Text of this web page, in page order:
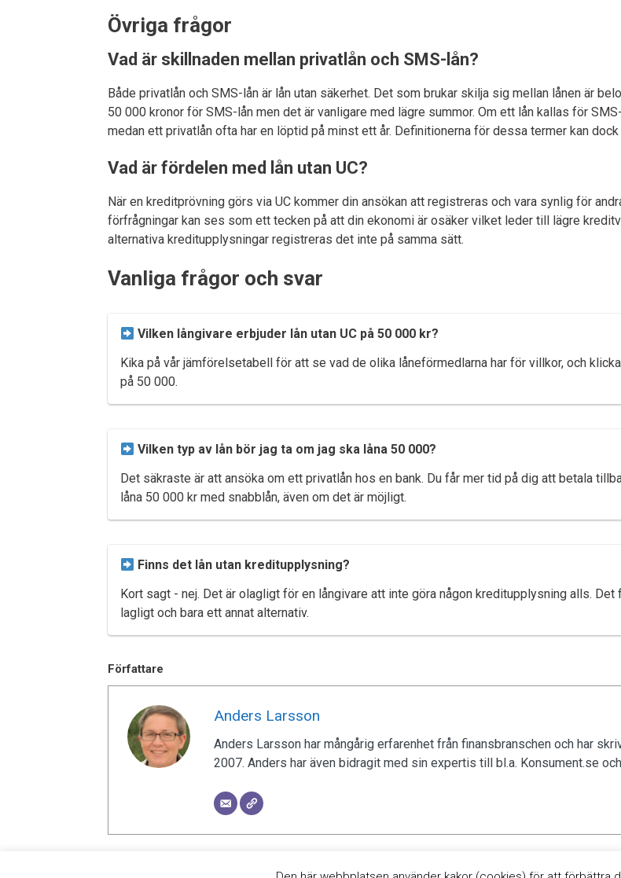
Övriga frågor
Vad är skillnaden mellan privatlån och SMS-lån?
Både privatlån och SMS-lån är lån utan säkerhet. Det som brukar skilja sig mellan lånen är
50 000 kronor för SMS-lån men det är vanligare med lägre summor. Om ett lån kallas för
medan ett privatlån ofta har en löptid på minst ett år. Definitionerna för dessa termer kan
Vad är fördelen med lån utan UC?
När en kreditprövning görs via UC kommer din ansökan att registreras och vara synlig för
förfrågningar kan ses som ett tecken på att din ekonomi är osäker vilket leder till lägre
alternativa kreditupplysningar registreras det inte på samma sätt.
Vanliga frågor och svar
Vilken långivare erbjuder lån utan UC på 50 000 kr?
Kika på vår jämförelsetabell för att se vad de olika låneförmedlarna har för villkor, och
på 50 000.
Vilken typ av lån bör jag ta om jag ska låna 50 000?
Det säkraste är att ansöka om ett privatlån hos en bank. Du får mer tid på dig att betala
låna 50 000 kr med snabblån, även om det är möjligt.
Finns det lån utan kreditupplysning?
Kort sagt - nej. Det är olagligt för en långivare att inte göra någon kreditupplysning alls.
lagligt och bara ett annat alternativ.
Författare
Anders Larsson
Anders Larsson har mångårig erfarenhet från finansbranschen och har
2007. Anders har även bidragit med sin expertis till bl.a. Konsument.se